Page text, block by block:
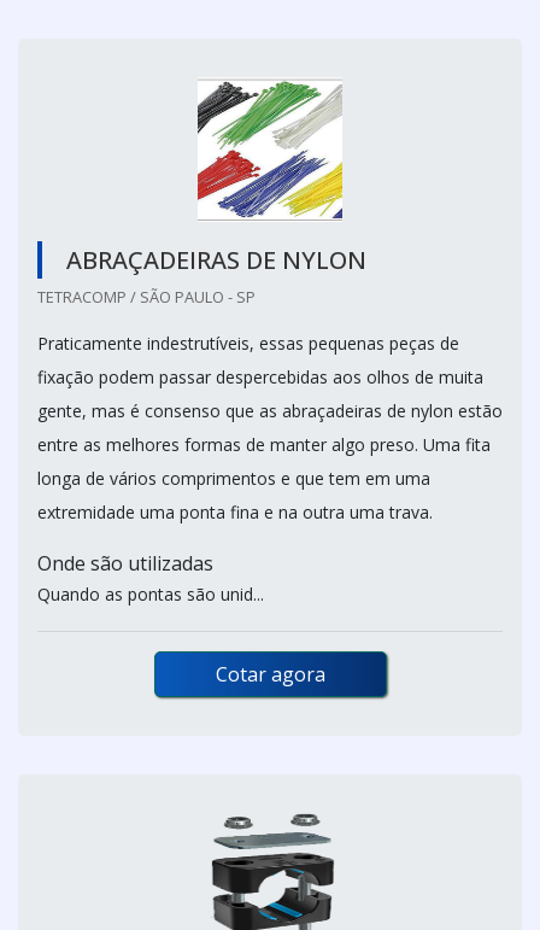
ABRAÇADEIRAS DE NYLON
TETRACOMP / SÃO PAULO - SP
Praticamente indestrutíveis, essas pequenas peças de
fixação podem passar despercebidas aos olhos de muita
gente, mas é consenso que as abraçadeiras de nylon estão
entre as melhores formas de manter algo preso. Uma fita
longa de vários comprimentos e que tem em uma
extremidade uma ponta fina e na outra uma trava.
Onde são utilizadas
Quando as pontas são unid...
Cotar agora